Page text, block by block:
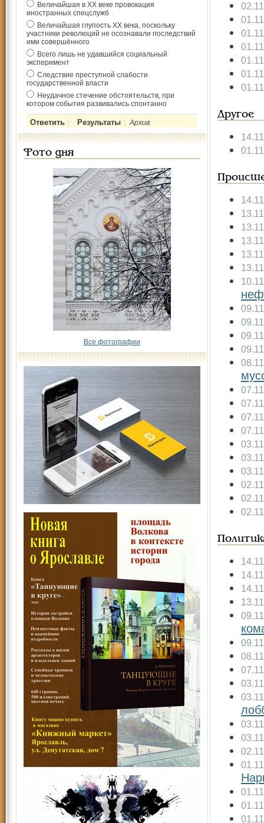
Величайшая в ХХ веке провокация
иностранных спецслужб
Величайшая глупость ХХ века, поскольку
участники революций не осознавали последствий
ими совершённого
Всего лишь не удавшийся социальный
эксперимент
Следствие преступной слабости
государственной власти
Неудачное стечение обстоятельств, при
котором события развивались спонтанно
Архив
Фото дня
Все фотографии
Другое